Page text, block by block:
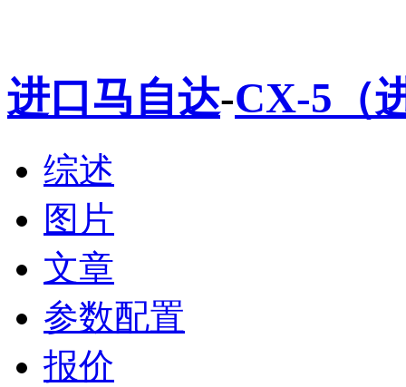
进口马自达-CX-5（
综述
图片
文章
参数配置
报价